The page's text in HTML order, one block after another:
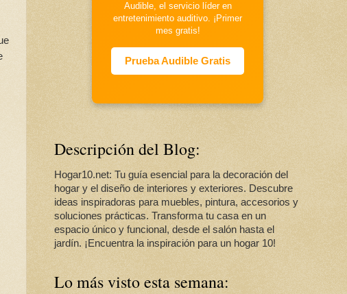
Audible, el servicio líder en
entretenimiento auditivo. ¡Primer
mes gratis!
Prueba Audible Gratis
Descripción del Blog:
Hogar10.net: Tu guía esencial para la decoración del
hogar y el diseño de interiores y exteriores. Descubre
ideas inspiradoras para muebles, pintura, accesorios y
soluciones prácticas. Transforma tu casa en un
espacio único y funcional, desde el salón hasta el
jardín. ¡Encuentra la inspiración para un hogar 10!
Lo más visto esta semana: